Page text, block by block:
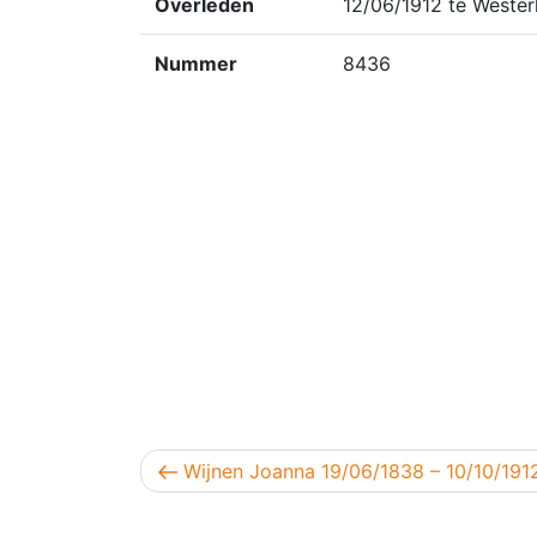
Overleden 12/06/1912 te
Nummer 8436
Berichtnavigatie
Vorig bericht
Wijnen Joanna 19/06/1838 – 10/10/